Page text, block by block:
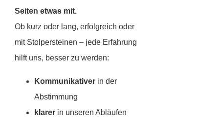
Seiten etwas mit.
Ob kurz oder lang, erfolgreich oder
mit Stolpersteinen – jede Erfahrung
hilft uns, besser zu werden:
Kommunikativerin der
Abstimmung
klarerin unseren Abläufen